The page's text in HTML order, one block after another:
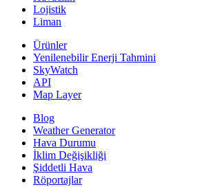
Lojistik
Liman
Ürünler
Yenilenebilir Enerji Tahmini
SkyWatch
API
Map Layer
Blog
Weather Generator
Hava Durumu
İklim Değişikliği
Şiddetli Hava
Röportajlar